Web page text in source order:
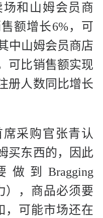
和山姆会员商
额增长6%，可
中山姆会员商店
可比销售额实现
册人数同比增长
采购官张青认
买东西的，因此
到Bragging
），商品必须要
，可能市场还在